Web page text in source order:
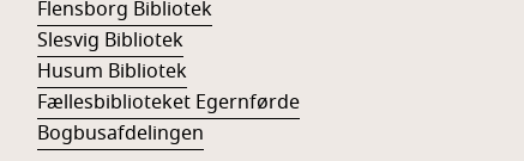
Flensborg Bibliotek
Slesvig Bibliotek
Husum Bibliotek
Fællesbiblioteket Egernførde
Bogbusafdelingen